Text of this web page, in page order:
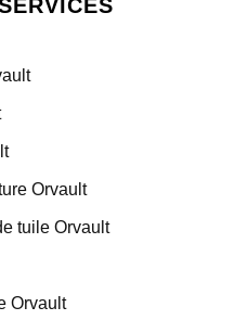
Orvault
tuile Orvault
Orvault